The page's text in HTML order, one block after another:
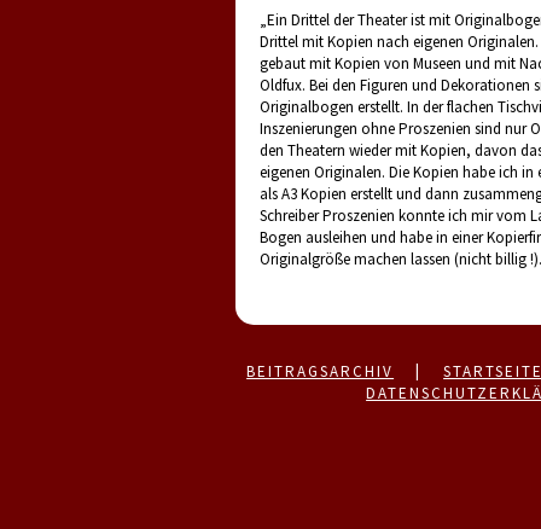
„Ein Drittel der Theater ist mit
Drittel mit Kopien nach eigenen Originalen.
gebaut mit Kopien von Museen und mit
Oldfux. Bei den Figuren und Dekorationen
Originalbogen erstellt. In der flachen
Inszenierungen ohne Proszenien sind nur
den Theatern wieder mit Kopien, davon
eigenen Originalen. Die Kopien habe ich in
als A3 Kopien erstellt und dann
Schreiber Proszenien konnte ich mir vom
Bogen ausleihen und habe in einer
Originalgröße machen lassen (nicht billig
BEITRAGSARCHIV